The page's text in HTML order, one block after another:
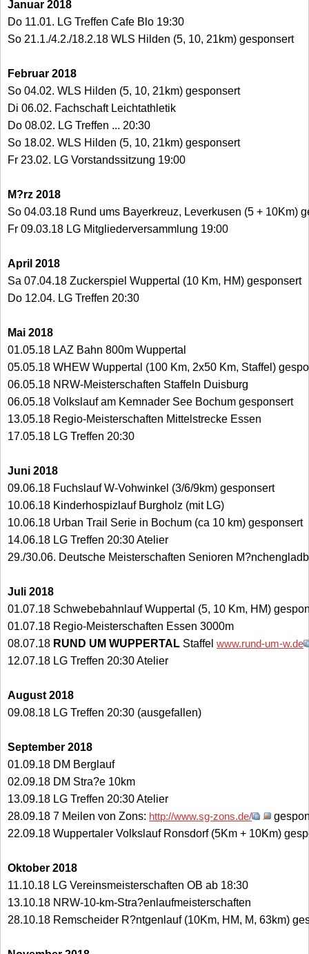
Januar 2018
Do 11.01. LG Treffen Cafe Blo 19:30
So 21.1./4.2./18.2.18 WLS Hilden (5, 10, 21km) gesponsert
Februar 2018
So 04.02. WLS Hilden (5, 10, 21km) gesponsert
Di 06.02. Fachschaft Leichtathletik
Do 08.02. LG Treffen ... 20:30
So 18.02. WLS Hilden (5, 10, 21km) gesponsert
Fr 23.02. LG Vorstandssitzung 19:00
M?rz 2018
So 04.03.18 Rund ums Bayerkreuz, Leverkusen (5 + 10Km)
Fr 09.03.18 LG Mitgliederversammlung 19:00
April 2018
Sa 07.04.18 Zuckerspiel Wuppertal (10 Km, HM) gesponsert
Do 12.04. LG Treffen 20:30
Mai 2018
01.05.18 LAZ Bahn 800m Wuppertal
05.05.18 WHEW Wuppertal (100 Km, 2x50 Km, Staffel)
06.05.18 NRW-Meisterschaften Staffeln Duisburg
06.05.18 Volkslauf am Kemnader See Bochum gesponsert
13.05.18 Regio-Meisterschaften Mittelstrecke Essen
17.05.18 LG Treffen 20:30
Juni 2018
09.06.18 Fuchslauf W-Vohwinkel (3/6/9km) gesponsert
10.06.18 Kinderhospizlauf Burgholz (mit LG)
10.06.18 Urban Trail Serie in Bochum (ca 10 km) gesponsert
14.06.18 LG Treffen 20:30 Atelier
29./30.06. Deutsche Meisterschaften Senioren
Juli 2018
01.07.18 Schwebebahnlauf Wuppertal (5, 10 Km, HM)
01.07.18 Regio-Meisterschaften Essen 3000m
08.07.18 RUND UM WUPPERTAL Staffel www.rund-um-w.de
12.07.18 LG Treffen 20:30 Atelier
August 2018
09.08.18 LG Treffen 20:30 (ausgefallen)
September 2018
01.09.18 DM Berglauf
02.09.18 DM Stra?e 10km
13.09.18 LG Treffen 20:30 Atelier
28.09.18 7 Meilen von Zons: http://www.sg-zons.de/
22.09.18 Wuppertaler Volkslauf Ronsdorf (5Km + 10Km)
Oktober 2018
11.10.18 LG Vereinsmeisterschaften OB ab 18:30
13.10.18 NRW-10-km-Stra?enlaufmeisterschaften
28.10.18 Remscheider R?ntgenlauf (10Km, HM, M, 63km)